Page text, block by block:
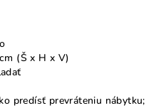
(Š x H x V)
predísť prevráteniu nábytku;